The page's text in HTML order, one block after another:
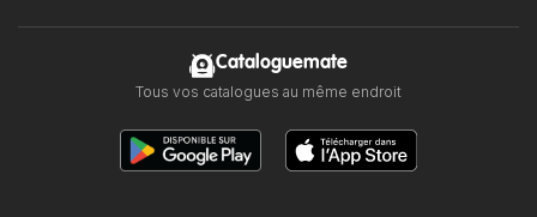
Cataloguemate
Tous vos catalogues au même endroit